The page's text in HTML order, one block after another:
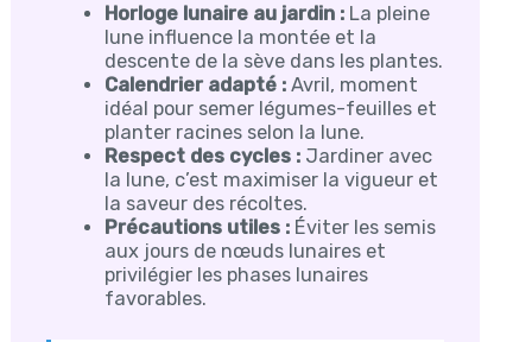
Horloge lunaire au jardin : La pleine
lune influence la montée et la
descente de la sève dans les plantes.
Calendrier adapté : Avril, moment
idéal pour semer légumes-feuilles et
planter racines selon la lune.
Respect des cycles : Jardiner avec
la lune, c’est maximiser la vigueur et
la saveur des récoltes.
Précautions utiles : Éviter les semis
aux jours de nœuds lunaires et
privilégier les phases lunaires
favorables.